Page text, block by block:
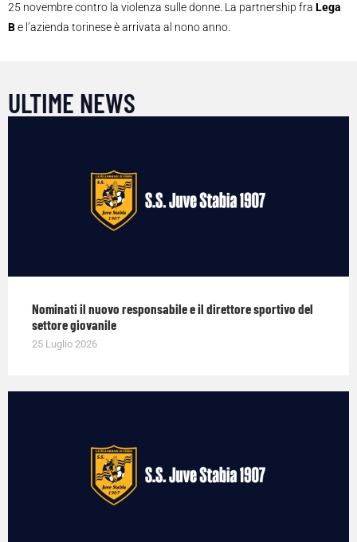
25 novembre contro la violenza sulle donne. La partnership fra Lega
Be l’azienda torinese è arrivata al nono anno.
ULTIME NEWS
Nominati il nuovo responsabile e il direttore sportivo del
settore giovanile
25 Luglio 2026